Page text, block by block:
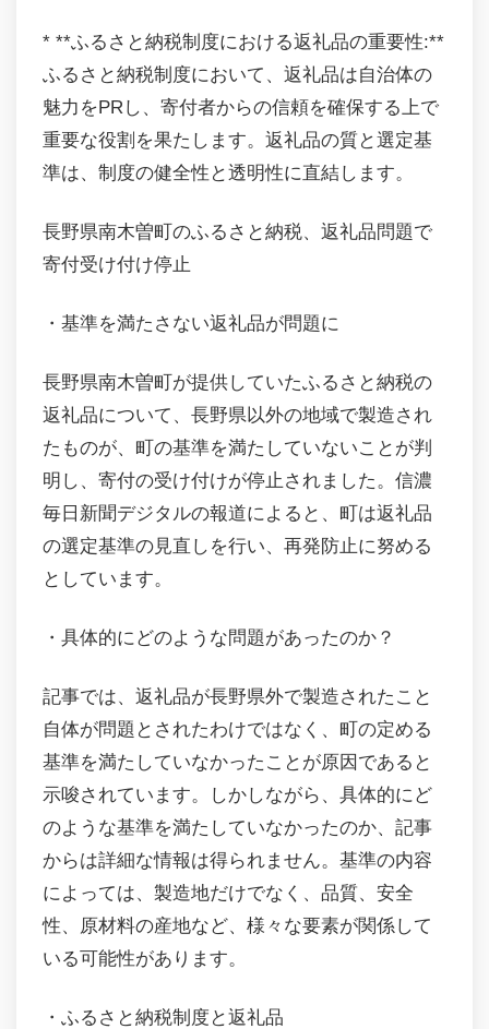
* **ふるさと納税制度における返礼品の重要性:**
ふるさと納税制度において、返礼品は自治体の
魅力をPRし、寄付者からの信頼を確保する上で
重要な役割を果たします。返礼品の質と選定基
準は、制度の健全性と透明性に直結します。
長野県南木曽町のふるさと納税、返礼品問題で
寄付受け付け停止
・基準を満たさない返礼品が問題に
長野県南木曽町が提供していたふるさと納税の
返礼品について、長野県以外の地域で製造され
たものが、町の基準を満たしていないことが判
明し、寄付の受け付けが停止されました。信濃
毎日新聞デジタルの報道によると、町は返礼品
の選定基準の見直しを行い、再発防止に努める
としています。
・具体的にどのような問題があったのか？
記事では、返礼品が長野県外で製造されたこと
自体が問題とされたわけではなく、町の定める
基準を満たしていなかったことが原因であると
示唆されています。しかしながら、具体的にど
のような基準を満たしていなかったのか、記事
からは詳細な情報は得られません。基準の内容
によっては、製造地だけでなく、品質、安全
性、原材料の産地など、様々な要素が関係して
いる可能性があります。
・ふるさと納税制度と返礼品